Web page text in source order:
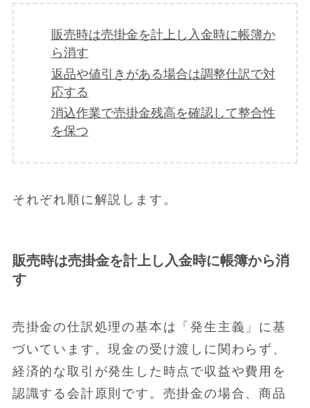
販売時は売掛金を計上し入金時に帳簿か
ら消す
返品や値引きがある場合は調整仕訳で対
応する
消込作業で売掛金残高を確認して整合性
を保つ
それぞれ順に解説します。
販売時は売掛金を計上し入金時に帳簿から消
す
売掛金の仕訳処理の基本は「発生主義」に基
づいています。現金の受け渡しに関わらず、
経済的な取引が発生した時点で収益や費用を
認識する会計原則です。売掛金の場合、商品